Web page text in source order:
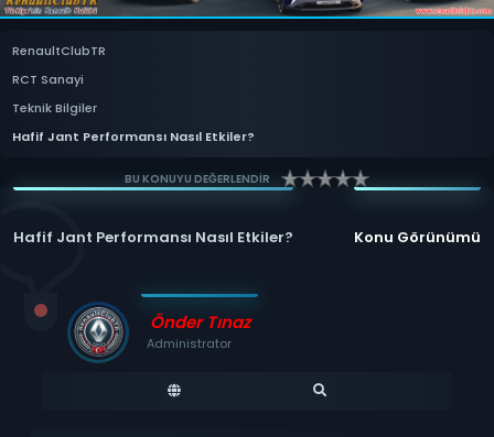
RenaultClubTR
RCT Sanayi
Teknik Bilgiler
Hafif Jant Performansı Nasıl Etkiler?
BU KONUYU DEĞERLENDİR
Konu Görünümü
Hafif Jant Performansı Nasıl Etkiler?
Önder Tınaz
Administrator